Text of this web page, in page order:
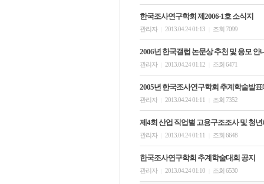
한국조사연구학회 제2006-1호 소식지
관리자 2013.04.24 01:13 조회 7099
2006년 한국갤럽 논문상 추천 및 응모 안
관리자 2013.04.24 01:12 조회 6471
2005년 한국조사연구학회 추계학술발
관리자 2013.04.24 01:11 조회 7352
제4회 산업 직업별 고용구조조사 및 청
관리자 2013.04.24 01:11 조회 6648
한국조사연구학회 추계학술대회 공지
관리자 2013.04.24 01:10 조회 6530